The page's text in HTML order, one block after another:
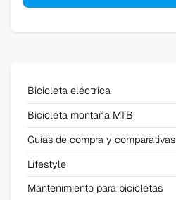
Bicicleta eléctrica
Bicicleta montaña MTB
Guías de compra y comparativas
Lifestyle
Mantenimiento para bicicletas